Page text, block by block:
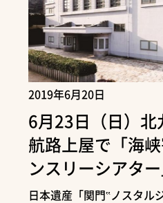
2019年6月20日
6月23日（日）北
航路上屋で「海
ンスリーシアタ
日本遺産「関門‟ノスタル